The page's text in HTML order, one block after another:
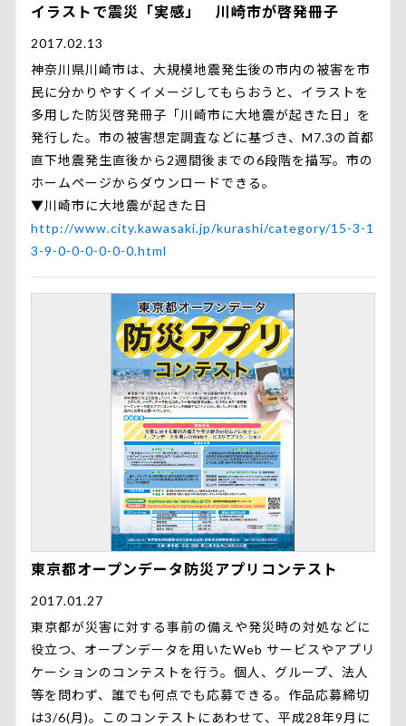
イラストで震災「実感」 川崎市が啓発冊子
2017.02.13
神奈川県川崎市は、大規模地震発生後の市内の被害を市
民に分かりやすくイメージしてもらおうと、イラストを
多用した防災啓発冊子「川崎市に大地震が起きた日」を
発行した。市の被害想定調査などに基づき、M7.3の首都
直下地震発生直後から2週間後までの6段階を描写。市の
ホームページからダウンロードできる。
▼川崎市に大地震が起きた日
http://www.city.kawasaki.jp/kurashi/category/15-3-1
3-9-0-0-0-0-0-0.html
東京都オープンデータ防災アプリコンテスト
2017.01.27
東京都が災害に対する事前の備えや発災時の対処などに
役立つ、オープンデータを用いたWeb サービスやアプリ
ケーションのコンテストを行う。個人、グループ、法人
等を問わず、誰でも何点でも応募できる。作品応募締切
は3/6(月)。このコンテストにあわせて、平成28年9月に